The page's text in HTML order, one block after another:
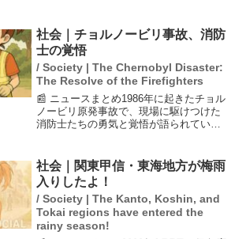
で、感染した猫は数日で死亡しました。
これにより、マダニや...
社会｜チョルノービリ事故、消防
士の覚悟
/ Society | The Chernobyl Disaster:
The Resolve of the Firefighters
📰 ニュースまとめ1986年に起きたチョル
ノービリ原発事故で、現場に駆けつけた
消防士たちの勇気と覚悟が語られていま
ことを直感し、自らの命が危険にさらさ
れることを理解して...
社会｜関東甲信・東海地方が梅雨
入りしたよ！
/ Society | The Kanto, Koshin, and
Tokai regions have entered the
rainy season!